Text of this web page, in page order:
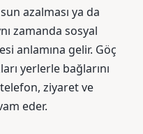
azalması ya da
zamanda sosyal
anlamına gelir. Göç
yerlerle bağlarını
ziyaret ve
eder.